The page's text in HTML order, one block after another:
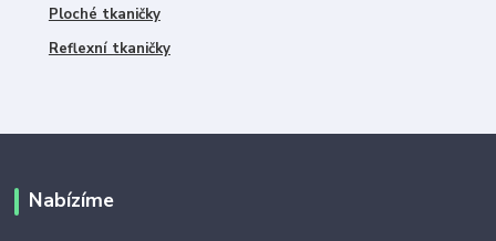
Ploché tkaničky
Reflexní tkaničky
Nabízíme